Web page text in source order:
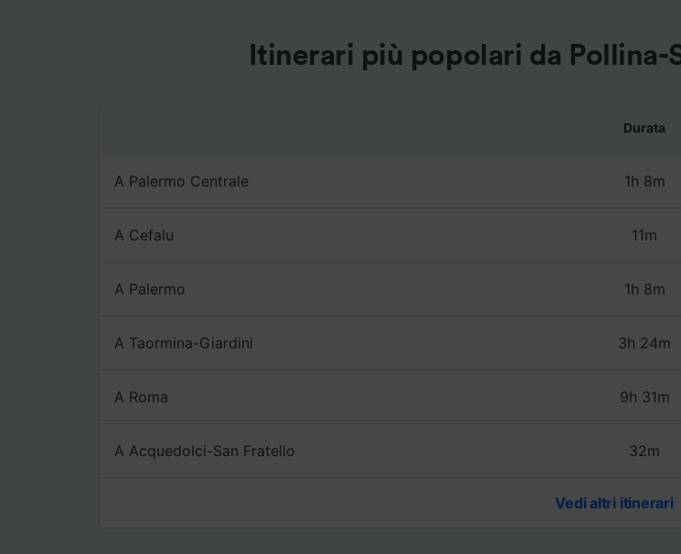
Itinerari più popolari da Pollina-
Durata
A Palermo Centrale 1h 8m
A Cefalu 11m
A Palermo 1h 8m
A Taormina-Giardini 3h 24m
A Roma 9h 31m
A Acquedolci-San Fratello 32m
Vedi altri itinerari